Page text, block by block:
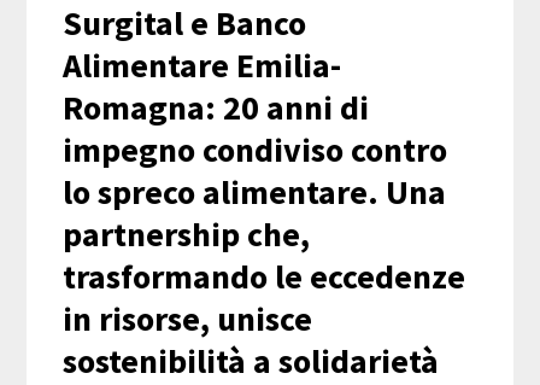
Surgital e Banco
Alimentare Emilia-
Romagna: 20 anni di
impegno condiviso contro
lo spreco alimentare. Una
partnership che,
trasformando le eccedenze
in risorse, unisce
sostenibilità a solidarietà